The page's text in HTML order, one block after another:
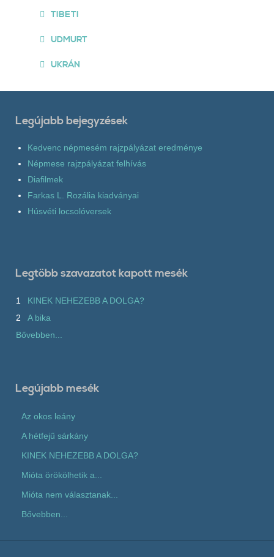
TIBETI
UDMURT
UKRÁN
Legújabb bejegyzések
Kedvenc népmesém rajzpályázat eredménye
Népmese rajzpályázat felhívás
Diafilmek
Farkas L. Rozália kiadványai
Húsvéti locsolóversek
Legtöbb szavazatot kapott mesék
1
KINEK NEHEZEBB A DOLGA?
2
A bika
Bővebben...
Legújabb mesék
Az okos leány
A hétfejű sárkány
KINEK NEHEZEBB A DOLGA?
Mióta örökölhetik a...
Mióta nem választanak...
Bővebben...